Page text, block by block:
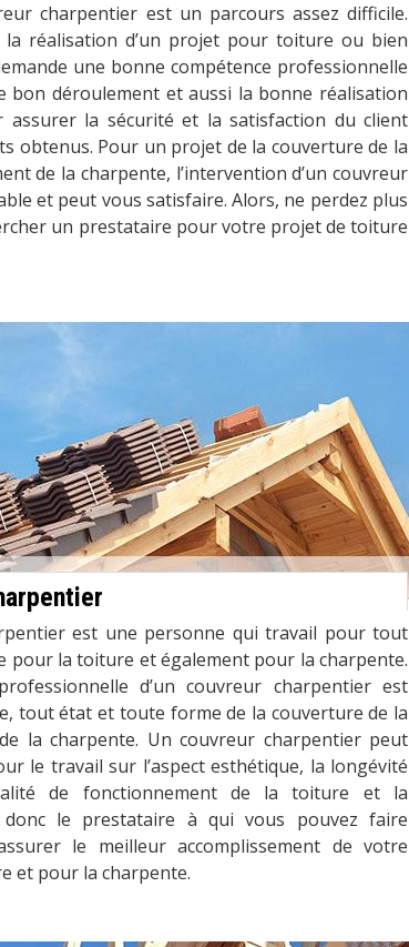
charpentier est un parcours assez difficile.
la réalisation d’un projet pour toiture ou bien
une bonne compétence professionnelle
bon déroulement et aussi la bonne réalisation
assurer la sécurité et la satisfaction du client
obtenus. Pour un projet de la couverture de la
de la charpente, l’intervention d’un couvreur
et peut vous satisfaire. Alors, ne perdez plus
un prestataire pour votre projet de toiture
est une personne qui travail pour tout
pour la toiture et également pour la charpente.
d’un couvreur charpentier est
tout état et toute forme de la couverture de la
la charpente. Un couvreur charpentier peut
le travail sur l’aspect esthétique, la longévité
de fonctionnement de la toiture et la
donc le prestataire à qui vous pouvez faire
le meilleur accomplissement de votre
et pour la charpente.